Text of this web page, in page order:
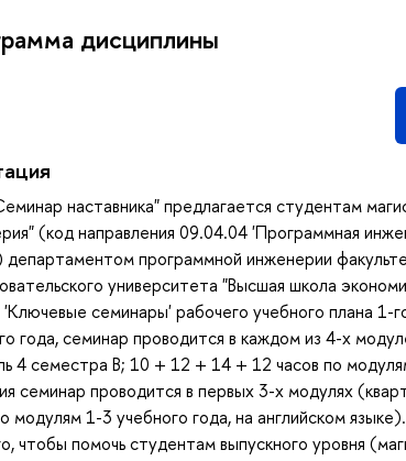
дисциплины
наставника" предлагается студентам
(код направления 09.04.04 'Программная
программной инженерии
университета "Высшая школа
семинары' рабочего учебного плана 1-
года, семинар проводится в каждом из 4-х
4 семестра B; 10 + 12 + 14 + 12 часов по
семинар проводится в первых 3-х модулях
модулям 1-3 учебного года, на английском
чтобы помочь студентам выпускного уровня